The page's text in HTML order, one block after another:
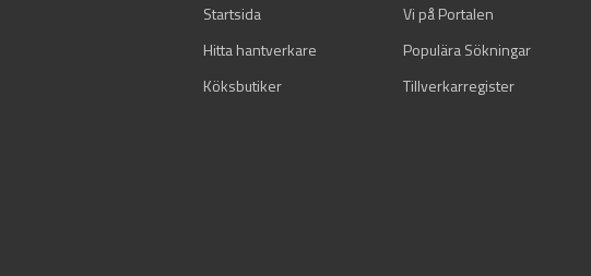
Startsida Vi på Portalen
Hitta hantverkare
Populära Sökningar
Köksbutiker
Tillverkarregister